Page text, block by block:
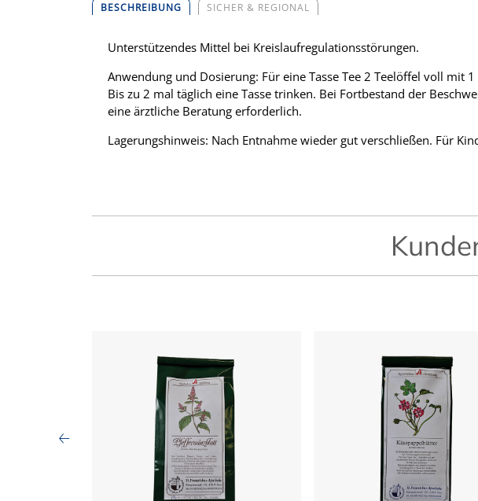
BESCHREIBUNG SICHER & REGIONAL
Unterstützendes Mittel bei Kreislaufregulationsstörungen.
Anwendung und Dosierung: Für eine Tasse Tee 2 Teelöffel voll mit
Bis zu 2 mal täglich eine Tasse trinken. Bei Fortbestand der
eine ärztliche Beratung erforderlich.
Lagerungshinweis: Nach Entnahme wieder gut verschließen. Für